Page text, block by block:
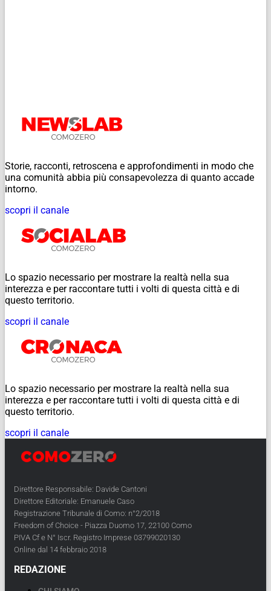
Storie, racconti, retroscena e approfondimenti in modo che
una comunità abbia più consapevolezza di quanto accade
intorno.
scopri il canale
Lo spazio necessario per mostrare la realtà nella sua
interezza e per raccontare tutti i volti di questa città e di
questo territorio.
scopri il canale
Lo spazio necessario per mostrare la realtà nella sua
interezza e per raccontare tutti i volti di questa città e di
questo territorio.
scopri il canale
Direttore Responsabile: Davide Cantoni
Direttore Editoriale: Emanuele Caso
Registrazione Tribunale di Como: n°2/2018
Freedom of Choice - Piazza Duomo 17, 22100 Como
PIVA Cf e N° Iscr. Registro Imprese 03799020130
Online dal 14 febbraio 2018
REDAZIONE